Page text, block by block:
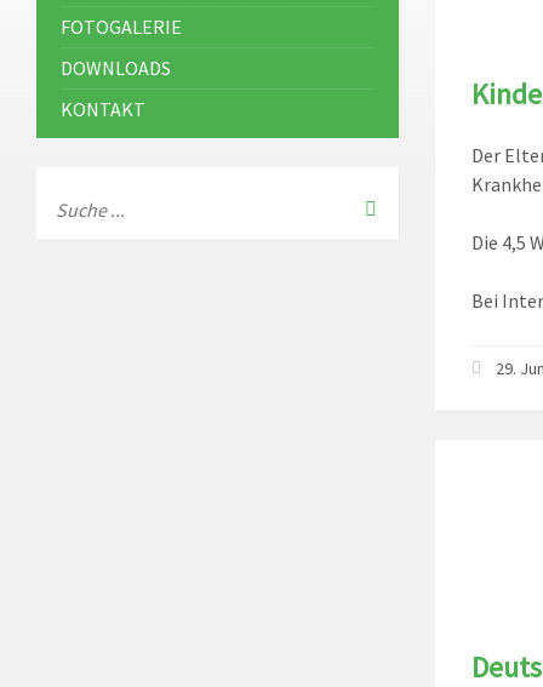
Der
Die 4,5
Bei
29.
FOTOGALERIE
DOWNLOADS
KONTAKT